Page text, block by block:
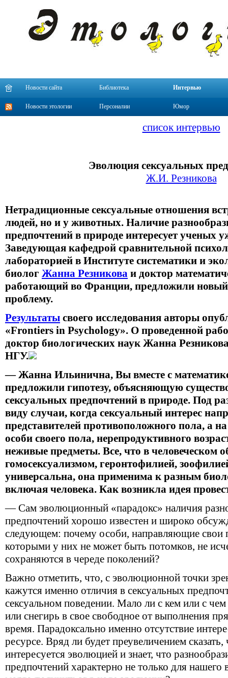
Новости сайта Библиотека Интервью
Новости этологии Персоналии Юмор
список интервью
Эволюция сексуальных
Ж.И. Резникова
Нетрадиционные сексуальные отношения
людей, но и у животных. Наличие
предпочтений в природе интересует ученых
Заведующая кафедрой сравнительной
лабораторией в Институте систематики и
биолог Жанна Резникова и доктор
работающий во Франции, предложили новый
проблему.
Результаты своего исследования авторы
«Frontiers in Psychology». О проведенной
доктор биологических наук Жанна
НГУ.
— Жанна Ильинична, Вы вместе с
предложили гипотезу, объясняющую
сексуальных предпочтений в природе. Под
виду случаи, когда сексуальный интерес
представителей противоположного пола, а
особи своего пола, нерепродуктивного
неживые предметы. Все, что в человеческом
гомосексуализмом, геронтофилией,
универсальна, она применима к разным
включая человека. Как возникла идея
— Сам эволюционный «парадокс» наличия
предпочтений хорошо известен и широко
следующем: почему особи, направляющие свои
которыми у них не может быть потомков, не
сохраняются в череде поколений?
Важно отметить, что, с эволюционной точки
кажутся именно отличия в сексуальных
сексуальном поведении. Мало ли с кем или с чем
или снегирь в свое свободное от выполнения
время. Парадоксально именно отсутствие
ресурсе. Вряд ли будет преувеличением
интересуется эволюцией и знает, что
предпочтений характерно не только для нашего